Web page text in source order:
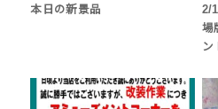
本日の新景品
2/
場